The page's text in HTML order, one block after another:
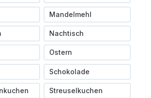
Mandelmehl
Nachtisch
Ostern
Schokolade
Streuselkuchen